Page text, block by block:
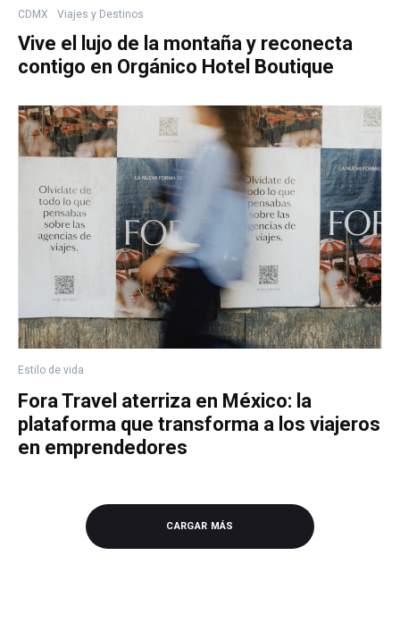
CDMX Viajes y Destinos
Vive el lujo de la montaña y reconecta
contigo en Orgánico Hotel Boutique
Estilo de vida
Fora Travel aterriza en México: la
plataforma que transforma a los viajeros
en emprendedores
CARGAR MÁS